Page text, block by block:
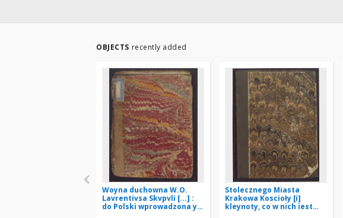
OBJECTS recently added
Woyna duchowna W.O.
Lavrentivsa Skvpvli [...] :
do Polski wprowadzona y
Stolecznego Miasta
Krakowa Koscioły [i]
kleynoty, co w nich iest